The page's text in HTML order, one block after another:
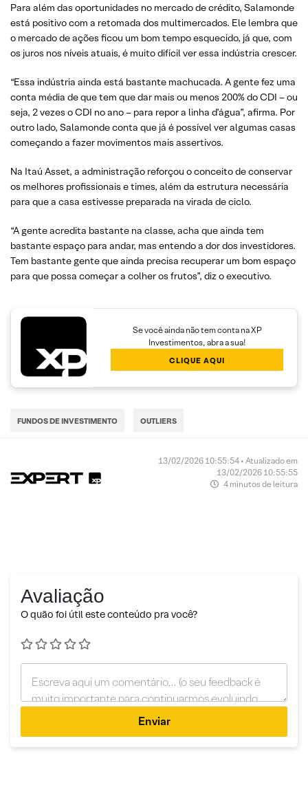
Para além das oportunidades no mercado de crédito, Salamonde
está positivo com a retomada dos multimercados. Ele lembra que
o mercado de ações ficou um bom tempo esquecido, já que, com
os juros nos níveis atuais, é muito difícil ver essa indústria crescer.
“Essa indústria ainda está bastante machucada. A gente fez uma
conta média de que tem que dar mais ou menos 200% do CDI – ou
seja, 2 vezes o CDI no ano – para repor a linha d’água”, afirma. Por
outro lado, Salamonde conta que já é possível ver algumas casas
começando a fazer movimentos mais assertivos.
Na Itaú Asset, a administração reforçou o conceito de conservar
os melhores profissionais e times, além da estrutura necessária
para que a casa estivesse preparada na virada de ciclo.
“A gente acredita bastante na classe, acha que ainda tem
bastante espaço para andar, mas entendo a dor dos investidores.
Tem bastante gente que ainda precisa recuperar um bom espaço
para que possa começar a colher os frutos”, diz o executivo.
Se você ainda não tem conta na XP
Investimentos, abra a sua!
CLIQUE AQUI
FUNDOS DE INVESTIMENTO OUTLIERS
13/02/2026 10:55:54 • Atualizado em
13/02/2026 10:55:55
4 minutos de leitura
Avaliação
O quão foi útil este conteúdo pra você?
Enviar